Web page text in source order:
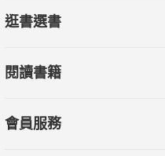
逛書選書
閱讀書籍
會員服務